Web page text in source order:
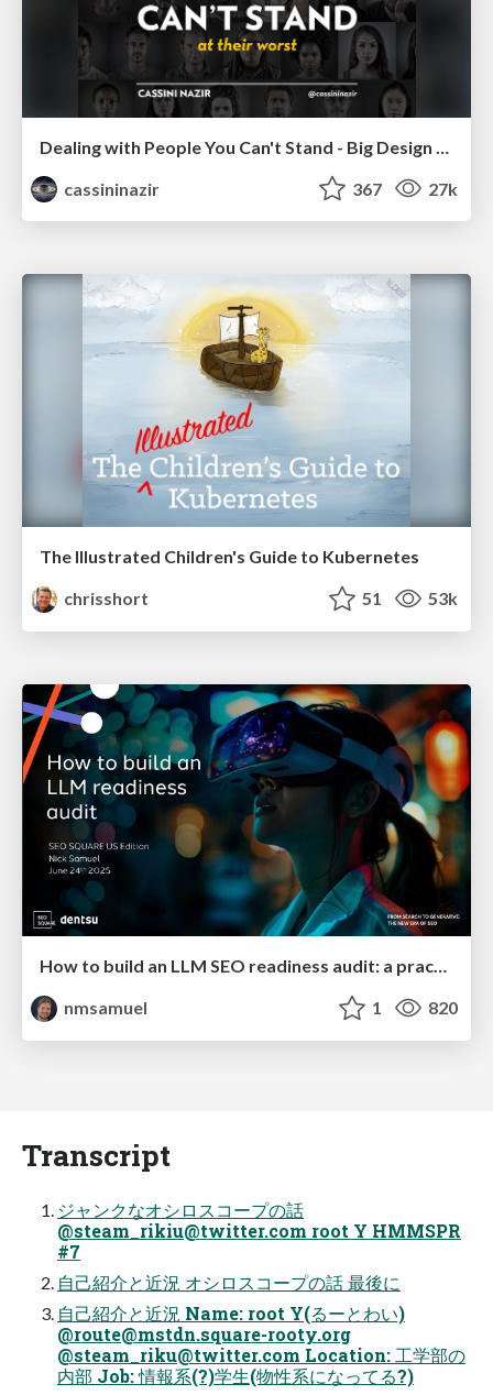
cassininazir
367 27k
The Illustrated Children's Guide to Kubernetes
chrisshort
51 53k
How to build an LLM SEO readiness audit: a practical framework
nmsamuel
1 820
Transcript
ジャンクなオシロスコープの話
@steam_rikiu@twitter.com root Y HMMSPR
#7
自己紹介と近況 オシロスコープの話 最後に
自己紹介と近況 Name: root Y(るーとわい)
@route@mstdn.square-rooty.org
@steam_riku@twitter.com Location: 工学部の
内部 Job: 情報系(?)学生(物性系になってる?)